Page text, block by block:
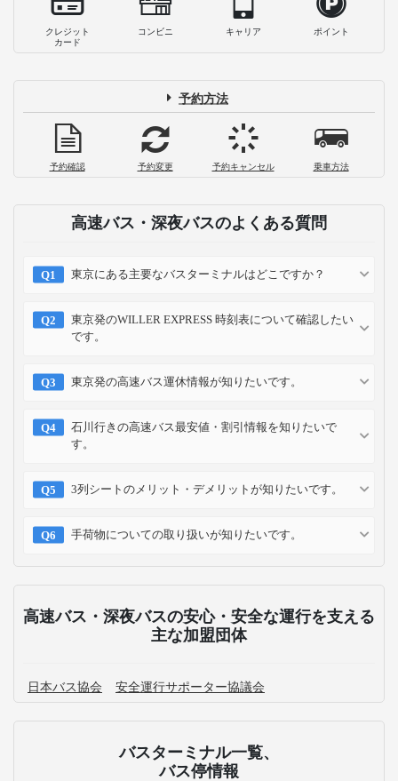
クレジット
カード
コンビニ キャリア ポイント
予約方法
予約確認 予約変更 予約キャンセル 乗車方法
高速バス・深夜バスのよくある質問
東京にある主要なバスターミナルはどこですか？
東京発のWILLER EXPRESS 時刻表について確認したい
です。
東京発の高速バス運休情報が知りたいです。
石川行きの高速バス最安値・割引情報を知りたいで
す。
3列シートのメリット・デメリットが知りたいです。
手荷物についての取り扱いが知りたいです。
高速バス・深夜バスの安心・安全な運行を支える
主な加盟団体
日本バス協会 安全運行サポーター協議会
バスターミナル一覧、
バス停情報